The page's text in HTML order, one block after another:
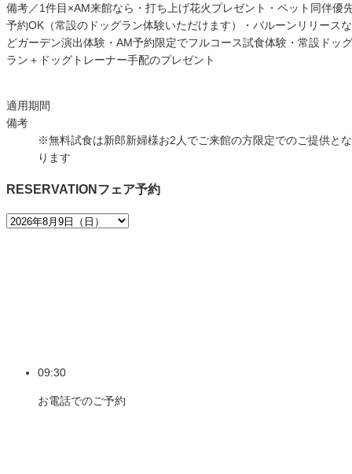
備考／1件目×AM来館なら・打ち上げ花火プレゼント・ペット同伴優
予約OK（常設のドッグラン体験いただけます）・バルーンリリースな
どガーデン演出体験・AM予約限定でフルコース試食体験・常設ドッグ
ラン＋ドッグトレーナー手配のプレゼント
適用期間
備考
※無料試食は新郎新婦様お2人でご来館の方限定でのご提供とな
ります
RESERVATION フェア予約
09:30
お電話でのご予約